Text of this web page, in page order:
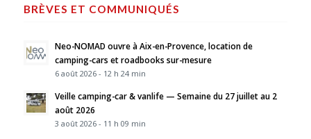
BRÈVES ET COMMUNIQUÉS
Neo-NOMAD ouvre à Aix-en-Provence, location de
camping-cars et roadbooks sur-mesure
6 août 2026 - 12 h 24 min
Veille camping-car & vanlife — Semaine du 27 juillet au 2
août 2026
3 août 2026 - 11 h 09 min